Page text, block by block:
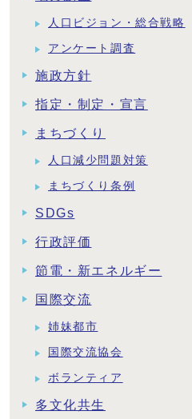
人口ビジョン・総合戦略
アンケート調査
施政方針
指定・制定・宣言
まちづくり
人口減少問題対策
まちづくり条例
SDGs
行政評価
節電・新エネルギー
国際交流
姉妹都市
国際交流協会
ボランティア
多文化共生